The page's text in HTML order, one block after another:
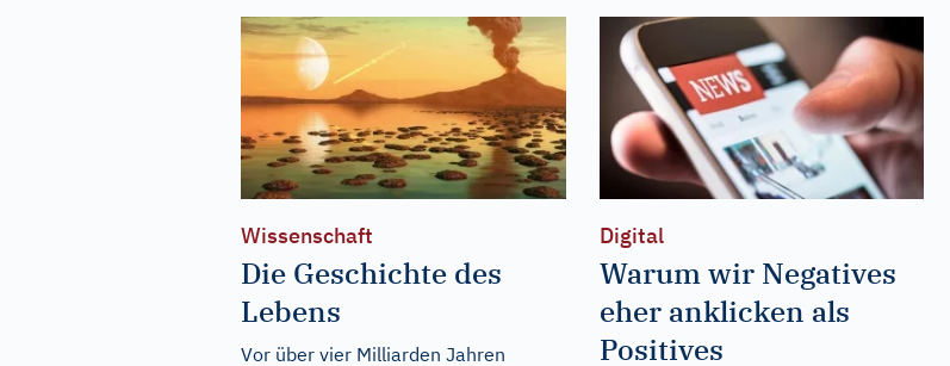
Wissenschaft
Die Geschichte des
Lebens
Vor über vier Milliarden Jahren
Digital
Warum wir Negatives
eher anklicken als
Positives